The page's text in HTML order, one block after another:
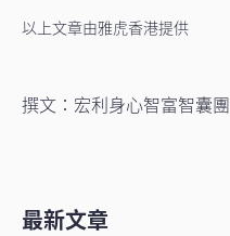
以上文章由雅虎香港提供
撰文：宏利身心智富智囊團
最新文章